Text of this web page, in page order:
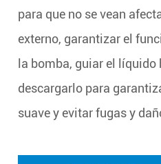
para que no se vean
externo, garantizar el
la bomba, guiar el
descargarlo para
suave y evitar fugas y